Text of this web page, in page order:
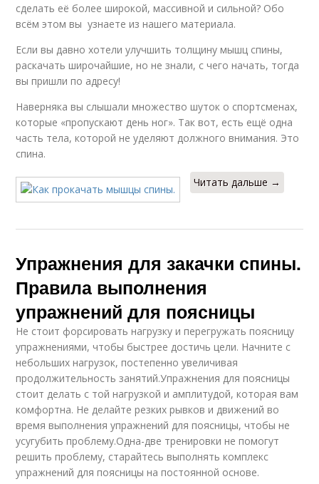
сделать её более широкой, массивной и сильной? Обо
всём этом вы узнаете из нашего материала.
Если вы давно хотели улучшить толщину мышц спины,
раскачать широчайшие, но не знали, с чего начать, тогда
вы пришли по адресу!
Наверняка вы слышали множество шуток о спортсменах,
которые «пропускают день ног». Так вот, есть ещё одна
часть тела, которой не уделяют должного внимания. Это
спина.
Читать дальше →
Упражнения для закачки спины.
Правила выполнения
упражнений для поясницы
Не стоит форсировать нагрузку и перегружать поясницу
упражнениями, чтобы быстрее достичь цели. Начните с
небольших нагрузок, постепенно увеличивая
продолжительность занятий.Упражнения для поясницы
стоит делать с той нагрузкой и амплитудой, которая вам
комфортна. Не делайте резких рывков и движений во
время выполнения упражнений для поясницы, чтобы не
усугубить проблему.Одна-две тренировки не помогут
решить проблему, старайтесь выполнять комплекс
упражнений для поясницы на постоянной основе.